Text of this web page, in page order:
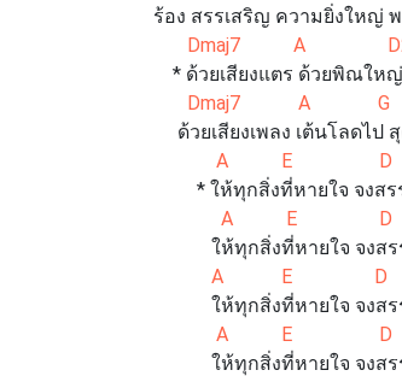
ร้อง สรรเสริญ ความยิ่งใหญ่
Dmaj7 A
* ด้วยเสียงแตร ด้วยพิณให
Dmaj7 A
ด้วยเสียงเพลง เต้นโลดไป
A E D
* ให้ทุกสิ่งที่หายใจ จงสรร
A E
ให้ทุกสิ่งที่หายใจ จงสรร
A E D
ให้ทุกสิ่งที่หายใจ จงสรร
A E
ให้ทุกสิ่งที่หายใจ จงสรร